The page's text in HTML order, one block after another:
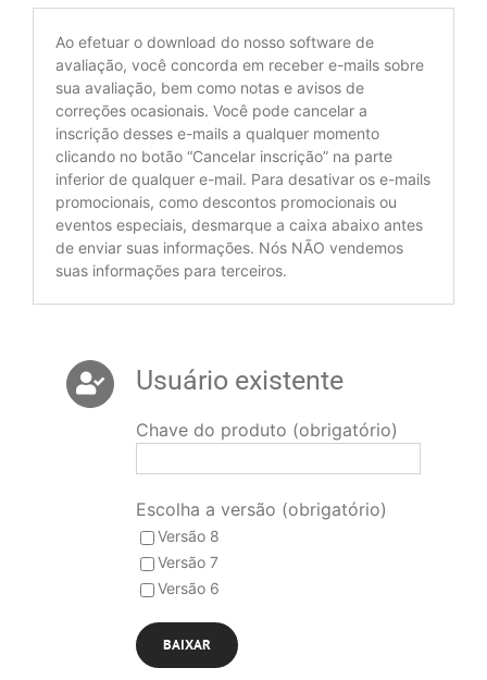
Ao efetuar o download do nosso software de
avaliação, você concorda em receber e-mails sobre
sua avaliação, bem como notas e avisos de
correções ocasionais. Você pode cancelar a
inscrição desses e-mails a qualquer momento
clicando no botão “Cancelar inscrição” na parte
inferior de qualquer e-mail. Para desativar os e-mails
promocionais, como descontos promocionais ou
eventos especiais, desmarque a caixa abaixo antes
de enviar suas informações. Nós NÃO vendemos
suas informações para terceiros.
Usuário existente
Chave do produto (obrigatório)
Escolha a versão (obrigatório)
Versão 8
Versão 7
Versão 6